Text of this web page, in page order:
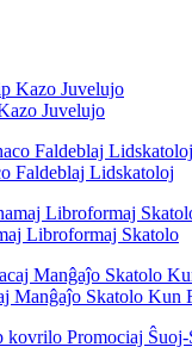
Juvelujo
Faldeblaj Lidskatoloj
Libroformaj Skatolo
Manĝaĵo Skatolo Kun